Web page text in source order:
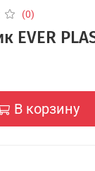
(0)
EVER
В корзину